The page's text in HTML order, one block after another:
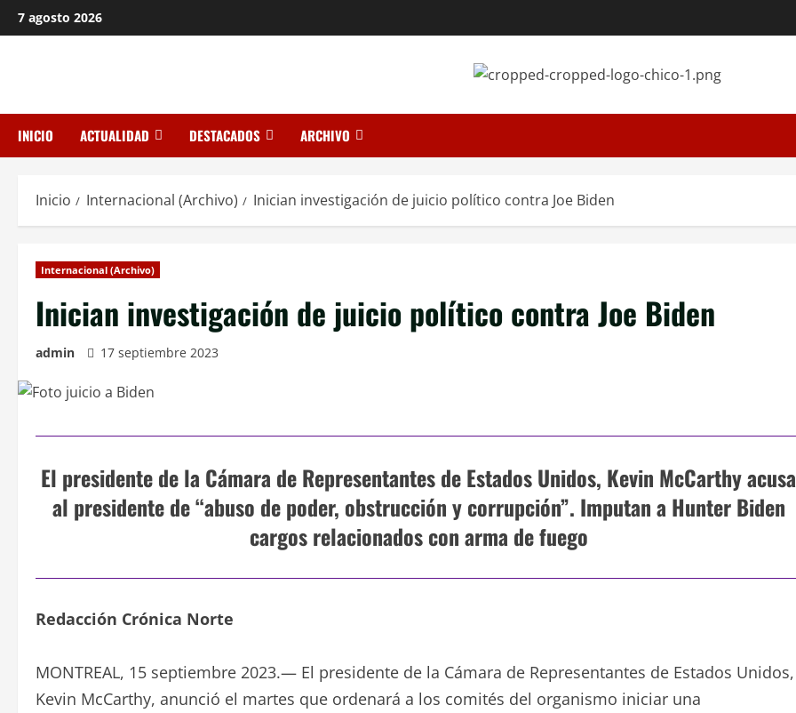
Saltar
al
7 agosto 2026
INICIO ACTUALIDAD DESTACADOS ARCHIVO
Inicio Internacional (Archivo) Inician investigación de juicio político contra Joe Biden
Internacional (Archivo)
Inician investigación de juicio político contra Joe Biden
admin 17 septiembre 2023
El presidente de la Cámara de Representantes de Estados Unidos, Kevin McCarthy acusa
al presidente de “abuso de poder, obstrucción y corrupción”. Imputan a Hunter Biden
cargos relacionados con arma de fuego
Redacción Crónica Norte
MONTREAL, 15 septiembre 2023.— El presidente de la Cámara de Representantes de Estados Unidos,
Kevin McCarthy, anunció el martes que ordenará a los comités del organismo iniciar una